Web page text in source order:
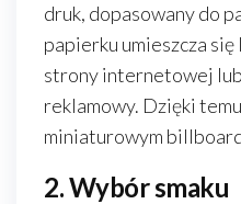
druk, dopasowany do
papierku umieszcza
strony internetowej
reklamowy. Dzięki
miniaturowym
2. Wybór smaku